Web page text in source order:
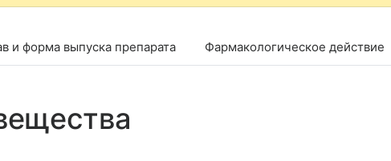
и форма выпуска препарата Фармакологическое действие